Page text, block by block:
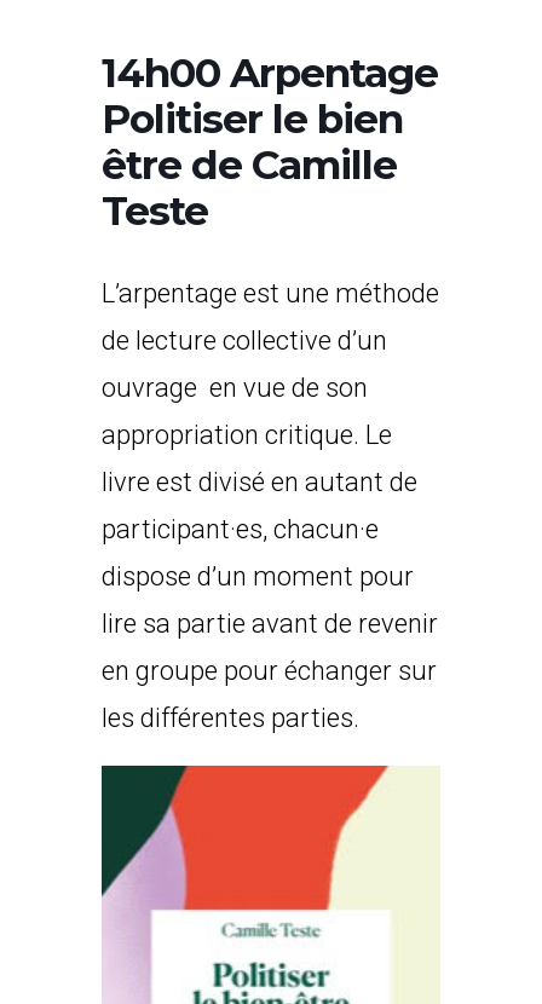
14h00 Arpentage
Politiser le bien
être de Camille
Teste
L’arpentage est une méthode
de lecture collective d’un
ouvrage en vue de son
appropriation critique. Le
livre est divisé en autant de
participant·es, chacun·e
dispose d’un moment pour
lire sa partie avant de revenir
en groupe pour échanger sur
les différentes parties.